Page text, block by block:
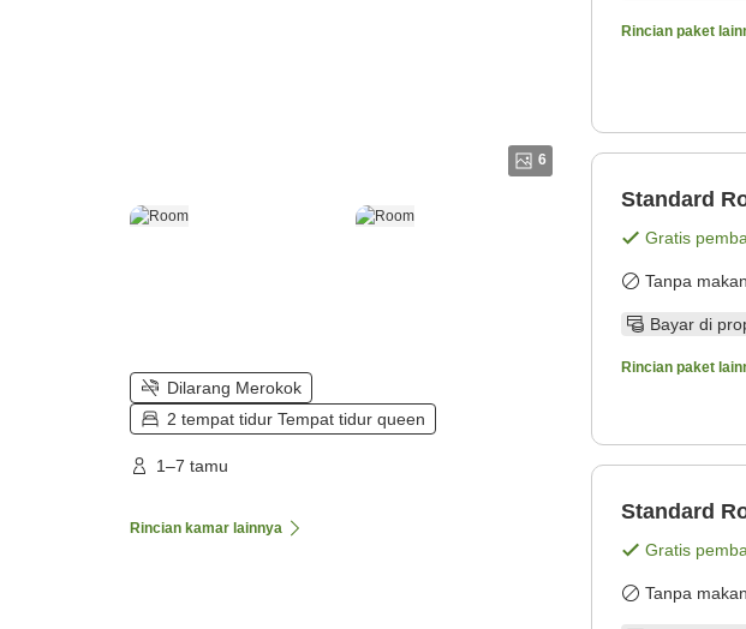
6
Dilarang Merokok
2 tempat tidur Tempat tidur queen
1–7 tamu
Rincian kamar lainnya
Rincian paket
Standard
Gratis
Tanpa makan
Bayar di
Rincian paket
Standard
Gratis
Tanpa makan